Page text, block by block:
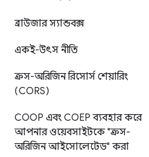
ব্রাউজার স্যান্ডবক্স
একই-উৎস নীতি
ক্রস-অরিজিন রিসোর্স শেয়ারিং
(CORS)
COOP এবং COEP ব্যবহার করে
আপনার ওয়েবসাইটকে "ক্রস-
অরিজিন আইসোলেটেড" করা